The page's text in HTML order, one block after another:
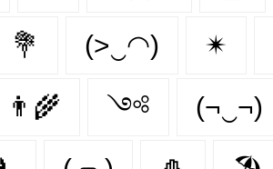
💐 (>‿◠) ✴
👨‍🌾 ༺ (¬‿¬)